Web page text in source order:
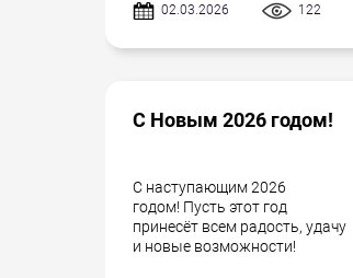
02.03.2026 122
С Новым 2026 годом!
С наступающим 2026
годом! Пусть этот год
принесёт всем радость, удачу
и новые возможности!